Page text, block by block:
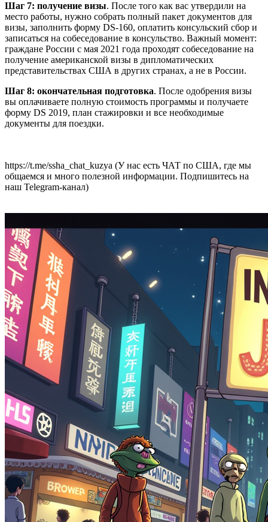
Шаг 7: получение визы. После того как вас утвердили на
место работы, нужно собрать полный пакет документов для
визы, заполнить форму DS-160, оплатить консульский сбор и
записаться на собеседование в консульство. Важный момент:
граждане России с мая 2021 года проходят собеседование на
получение американской визы в дипломатических
представительствах США в других странах, а не в России.
Шаг 8: окончательная подготовка. После одобрения визы
вы оплачиваете полную стоимость программы и получаете
форму DS 2019, план стажировки и все необходимые
документы для поездки.
https://t.me/ssha_chat_kuzya (У нас есть ЧАТ по США, где мы
общаемся и много полезной информации. Подпишитесь на
наш Telegram-канал)